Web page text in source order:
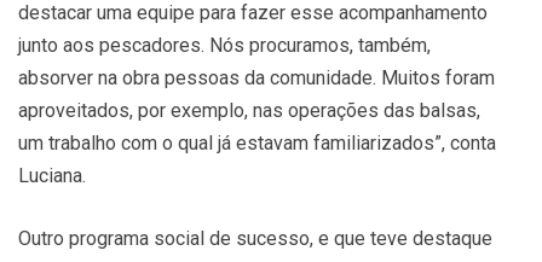
destacar uma equipe para fazer esse acompanhamento
junto aos pescadores. Nós procuramos, também,
absorver na obra pessoas da comunidade. Muitos foram
aproveitados, por exemplo, nas operações das balsas,
um trabalho com o qual já estavam familiarizados”, conta
Luciana.
Outro programa social de sucesso, e que teve destaque